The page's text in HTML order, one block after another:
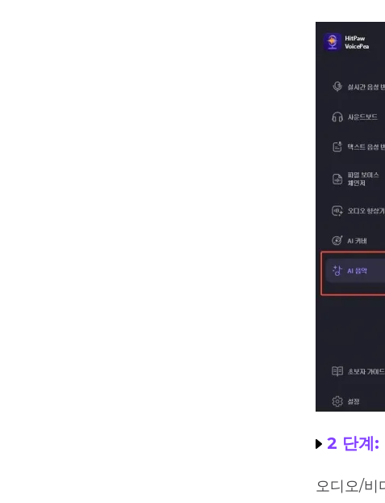
2 단계:
오디오/비